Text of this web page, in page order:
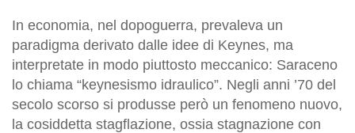
In economia, nel dopoguerra, prevaleva un
paradigma derivato dalle idee di Keynes, ma
interpretate in modo piuttosto meccanico: Saraceno
lo chiama “keynesismo idraulico”. Negli anni ’70 del
secolo scorso si produsse però un fenomeno nuovo,
la cosiddetta stagflazione, ossia stagnazione con